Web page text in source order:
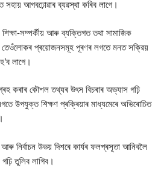
সহায় আগবঢ়োৱাৰ ব্যৱস্থা কৰিব লাগে।
শিক্ষা-সম্পৰ্কীয় আৰু ব্যক্তিগত তথা সামাজিক
প্ৰয়োজনসমূহ পূৰণৰ লগতে মনত সক্রিয়
লাগে।
কৰাৰ কৌশল তথ্যৰ উৎস বিচৰাৰ অভ্যাস গঢ়ি
উপযুক্ত শিক্ষণ প্ৰক্ৰিয়াৰ মাধ্যমেৰে অভিৰোচিত
নির্বাচন উভয় দিশৰে কাৰ্যৰ ফলপ্ৰসূতা আনিবলৈ
তুলিব লাগিব।